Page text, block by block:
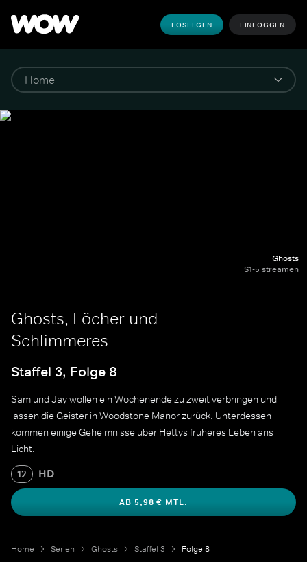
LOSLEGEN EINLOGGEN
Ghosts
S1-5 streamen
Ghosts, Löcher und
Schlimmeres
Staffel 3, Folge 8
Sam und Jay wollen ein Wochenende zu zweit verbringen und
lassen die Geister in Woodstone Manor zurück. Unterdessen
kommen einige Geheimnisse über Hettys früheres Leben ans
Licht.
12 HD
AB 5,98 € MTL.
Home Serien Ghosts Staffel 3 Folge 8